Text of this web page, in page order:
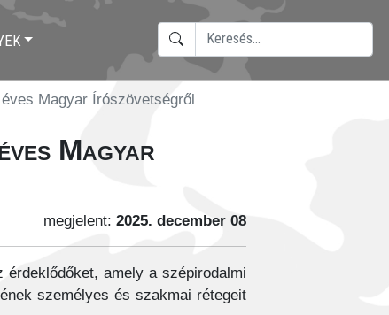
KERESÉS
Magyar Írószövetségről
Magyar
megjelent: 2025. december 08
amely a szépirodalmi
személyes és szakmai rétegeit